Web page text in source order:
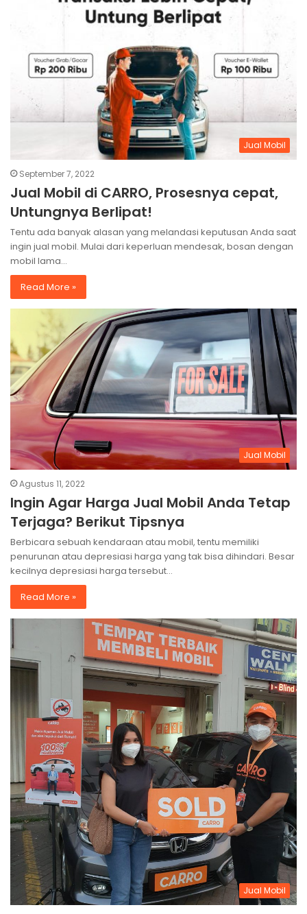
Jual Mobil
September 7, 2022
Jual Mobil di CARRO, Prosesnya cepat,
Untungnya Berlipat!
Tentu ada banyak alasan yang melandasi keputusan Anda saat
ingin jual mobil. Mulai dari keperluan mendesak, bosan dengan
mobil lama…
Read More »
Jual Mobil
Agustus 11, 2022
Ingin Agar Harga Jual Mobil Anda Tetap
Terjaga? Berikut Tipsnya
Berbicara sebuah kendaraan atau mobil, tentu memiliki
penurunan atau depresiasi harga yang tak bisa dihindari. Besar
kecilnya depresiasi harga tersebut…
Read More »
Jual Mobil